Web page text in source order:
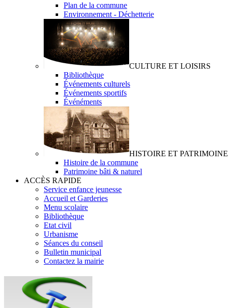
Plan de la commune
Environnement - Déchetterie
CULTURE ET LOISIRS
Bibliothèque
Événements culturels
Événements sportifs
Événéments
HISTOIRE ET PATRIMOINE
Histoire de la commune
Patrimoine bâti & naturel
ACCÈS RAPIDE
Service enfance jeunesse
Accueil et Garderies
Menu scolaire
Bibliothèque
Etat civil
Urbanisme
Séances du conseil
Bulletin municipal
Contactez la mairie